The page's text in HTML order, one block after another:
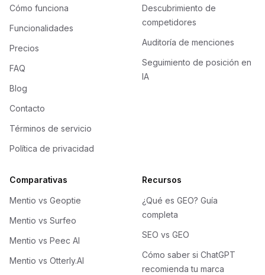
Cómo funciona
Funcionalidades
Precios
FAQ
Blog
Contacto
Términos de servicio
Política de privacidad
Descubrimiento de
competidores
Auditoría de menciones
Seguimiento de posición en
IA
Comparativas
Mentio vs Geoptie
Mentio vs Surfeo
Mentio vs Peec AI
Mentio vs Otterly.AI
Recursos
¿Qué es GEO? Guía
completa
SEO vs GEO
Cómo saber si ChatGPT
recomienda tu marca